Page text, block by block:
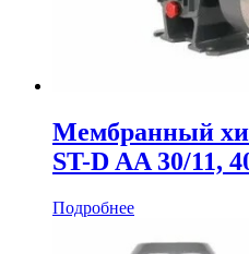
Мембранный
ST-D AA 30/11,
Подробнее